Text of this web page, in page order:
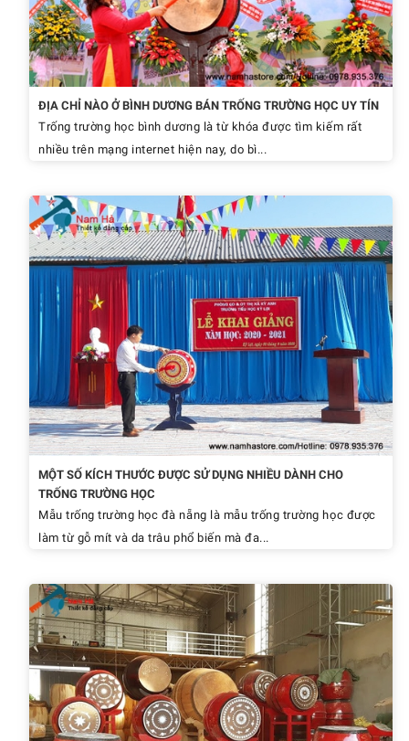
ĐỊA CHỈ NÀO Ở BÌNH DƯƠNG BÁN TRỐNG TRƯỜNG HỌC UY TÍN
Trống trường học bình dương là từ khóa được tìm kiếm rất
nhiều trên mạng internet hiện nay, do bì...
MỘT SỐ KÍCH THƯỚC ĐƯỢC SỬ DỤNG NHIỀU DÀNH CHO
TRỐNG TRƯỜNG HỌC
Mẫu trống trường học đà nẵng là mẫu trống trường học được
làm từ gỗ mít và da trâu phổ biến mà đa...